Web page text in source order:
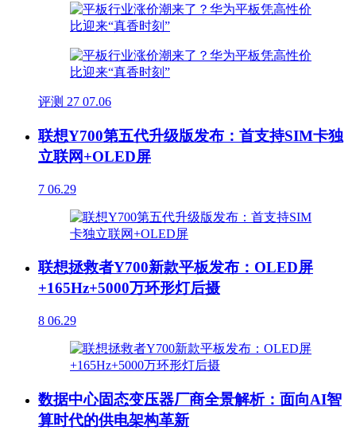
评测 27 07.06
联想Y700第五代升级版发布：首支持SIM卡独
立联网+OLED屏
7 06.29
联想拯救者Y700新款平板发布：OLED屏
+165Hz+5000万环形灯后摄
8 06.29
数据中心固态变压器厂商全景解析：面向AI智
算时代的供电架构革新